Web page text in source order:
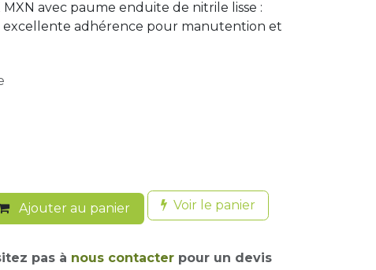
avec paume enduite de nitrile lisse :
excellente adhérence pour manutention et
Ajouter au panier Voir le panier
pas à nous contacter pour un devis